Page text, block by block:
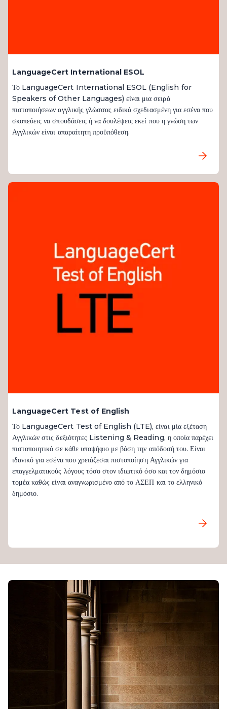
LanguageCert International ESOL
Το LanguageCert International ESOL (English for
Speakers of Other Languages) είναι μια σειρά
πιστοποιήσεων αγγλικής γλώσσας ειδικά σχεδιασμένη για εσένα που
σκοπεύεις να σπουδάσεις ή να δουλέψεις εκεί που η γνώση των
Αγγλικών είναι απαραίτητη προϋπόθεση.
LanguageCert Test of English
Το LanguageCert Test of English (LTE), είναι μία εξέταση
Αγγλικών στις δεξιότητες Listening & Reading, η οποία παρέχει
πιστοποιητικό σε κάθε υποψήφιο με βάση την απόδοσή του. Είναι
ιδανικό για εσένα που χρειάζεσαι πιστοποίηση Αγγλικών για
επαγγελματικούς λόγους τόσο στον ιδιωτικό όσο και τον δημόσιο
τομέα καθώς είναι αναγνωρισμένο από το ΑΣΕΠ και το ελληνικό
δημόσιο.